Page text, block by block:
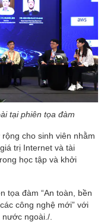
tại phiên tọa đàm
cho sinh viên nhằm
trị Internet và tài
học tập và khởi
tọa đàm “An toàn, bền
công nghệ mới” với
ngoài./.